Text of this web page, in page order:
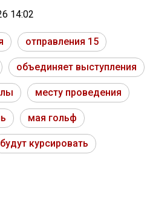
14:02
отправления 15
объединяет выступления
месту проведения
мая гольф
будут курсировать